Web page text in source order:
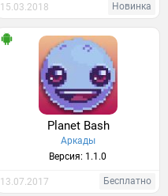
15.03.2018 Новинка
Planet Bash
Аркады
Версия: 1.1.0
13.07.2017 Бесплатно